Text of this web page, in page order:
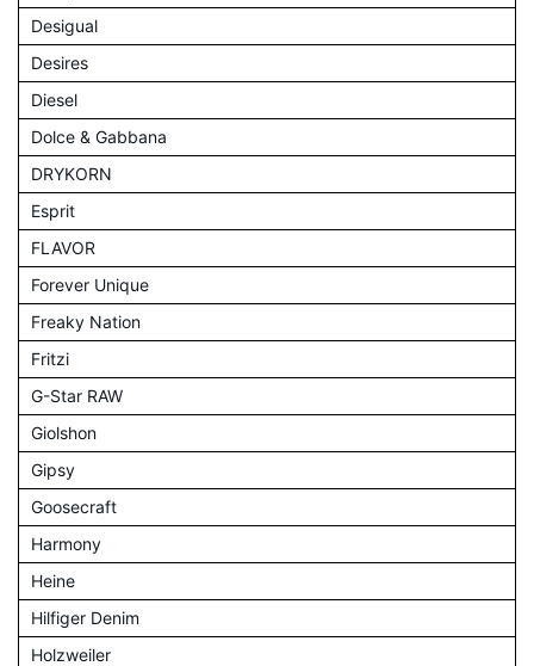
Desigual
Desires
Diesel
Dolce & Gabbana
DRYKORN
Esprit
FLAVOR
Forever Unique
Freaky Nation
Fritzi
G-Star RAW
Giolshon
Gipsy
Goosecraft
Harmony
Heine
Hilfiger Denim
Holzweiler